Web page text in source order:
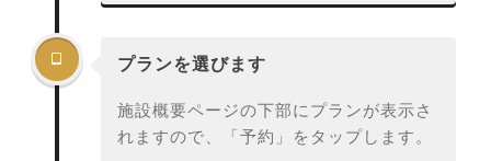
 プランを選びます
施設概要ページの下部にプランが表示さ
れますので、「予約」をタップします。